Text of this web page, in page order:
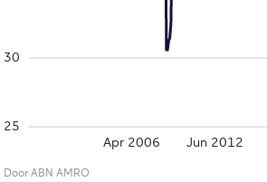
Jun 2012
Apr 2006
25
30
Door ABN AMRO